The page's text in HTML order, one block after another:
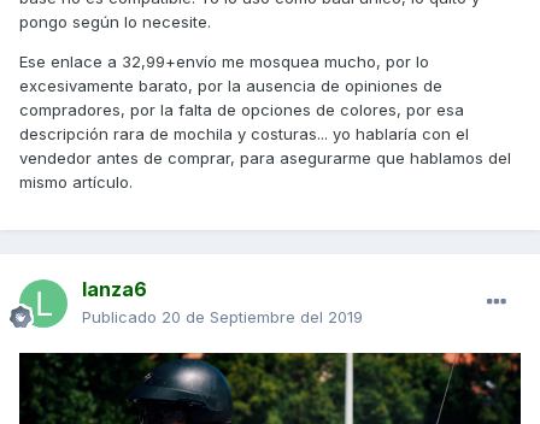
pongo según lo necesite.
Ese enlace a 32,99+envío me mosquea mucho, por lo
excesivamente barato, por la ausencia de opiniones de
compradores, por la falta de opciones de colores, por esa
descripción rara de mochila y costuras... yo hablaría con el
vendedor antes de comprar, para asegurarme que hablamos del
mismo artículo.
lanza6
Publicado 20 de Septiembre del 2019